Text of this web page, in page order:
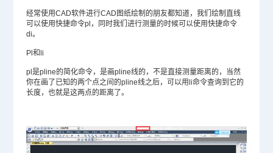
经常使用CAD软件进行CAD图纸绘制的朋友都知道，我们绘制直线
可以使用快捷命令pl，同时我们进行测量的时候可以使用快捷命令
di。
Pl和li
pl是pline的简化命令，是画pline线的，不是直接测量距离的，当然
你在画了已知的两个点之间的pline线之后，可以用li命令查询到它的
长度，也就是这两点的距离了。